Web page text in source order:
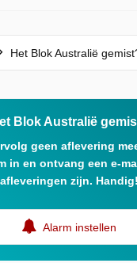
Het Blok Australië
Blok Australië
geen aflevering
in en ontvang een e-
afleveringen zijn. Handig!
Alarm instellen